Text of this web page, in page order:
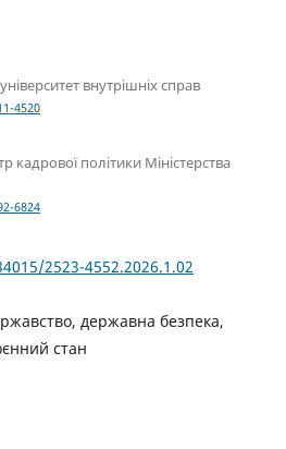
внутрішніх справ
4520
політики Міністерства
6824
2523-4552.2026.1.02
державна безпека,
стан